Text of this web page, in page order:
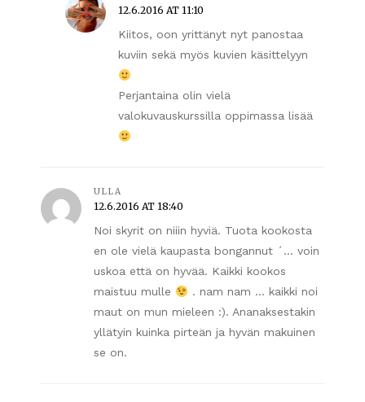
12.6.2016 AT 11:10
Kiitos, oon yrittänyt nyt panostaa
kuviin sekä myös kuvien käsittelyyn
Perjantaina olin vielä
valokuvauskurssilla oppimassa lisää
ULLA
12.6.2016 AT 18:40
Noi skyrit on niiin hyviä. Tuota kookosta
en ole vielä kaupasta bongannut ´… voin
uskoa että on hyvää. Kaikki kookos
maistuu mulle
. nam nam … kaikki noi
maut on mun mieleen :). Ananaksestakin
yllätyin kuinka pirteän ja hyvän makuinen
se on.